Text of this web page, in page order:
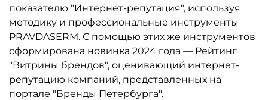
показателю "Интернет-репутация", используя
методику и профессиональные инструменты
PRAVDASERM. С помощью этих же инструментов
сформирована новинка 2024 года — Рейтинг
"Витрины брендов", оценивающий интернет-
репутацию компаний, представленных на
портале "Бренды Петербурга".